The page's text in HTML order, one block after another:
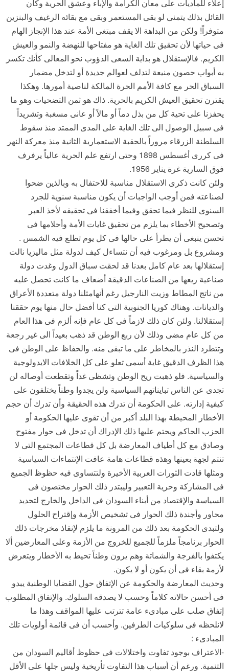
إعلاء للماديات على معان الكرامة والإباء وعشق الحرية وكأن
القائل بذلك يتمنى لو بقى المستعمر وبقى مع بقائه الرغيف والبنزين
متوفراً! ولكن من البداهة الا يقف مبتغى الأمة عند هذا الإنجاز الهام
فى حياتها لأن تحقيق تلك الغاية هو مفتاحها للنهضة والنمو والعيش
الكريم. فالإستقلال هو بداية السعى الدؤوب نحو المعالى كأنك تكسر
به أبواب حصون منيعة لتدلف لعوالم جديدة أو لتدخل مضمار
السباق الحر مع كافة الأمم الحرة المالكة لناصية أمورها. وهكذا
يقترن تحقيق العيش الكريم بالحرية. ذاك هو ثمن التضحيات وهو ما
يحفزنا على تحية كل من بذل دماً أو مالاً أو عانى مسغبة وتشريداً
فى سبيل الوصول الى تلك الغاية على المدى الممتد منذ سقوط
السلطنة الزرقاء مروراً بالحقبة الاستعمارية الثانية منذ معركة النهر
فى كررى أغسطس 1898 وحتى ارتفع علم الحرية عالياً يرفرف
فوق السارية غرة يناير 1956.
ولئن كانت ذكرى الاستقلال مناسبة للاحتفال به وبالذين ضحوا
لصناعته فمن أوجب الواجبات أن يكون مناسبة سنوية للجرد
السنوى للنظر فيما تحقق وفيما أخفقنا فى تحقيقه لأخذ العبر
وتصحيح الأخطاء بما يلزم من تحقيق غايات الأمة وأحلامها فى
تحسن ينبغى أن يطرأ على حالها فى كل يوم تطلع فيه الشمس .
ومشروع بل ومرغوب فيه أن نتساءل كيف لدولة مثل ماليزيا نالت
إستقلالها بعد عام كامل بعدنا قد لحقت سباق الدول وغدت دولة
صناعية ريعها من الصناعات الدقيقة أضعاف ما كانت تحصل عليه
من ناتج المطاط وزيت النارجيل رغم أنهامثلنا دولة متعددة الأعراق
والديانات. وهناك كوريا الجنوبية التى كنا أفضل حال منها يوم حققنا
إستقلالنا. ولئن كان ذلك لازماً فى كل عام فإنه ألزم فى هذا العام
من كل عام مضى وذلك لأن ربع الوطن قد ذهب بعيداً الى غير رجعة
وتتطرد النذر بالمخاطر على ما تبقى منه. والحفاظ على الوطن فى
هذا الظرف الدقيق غاية أسمى تعلو على كل الخلافات الايدولوجية
والسياسية. فلو ذهبت ريح الوطن وتشظى غداً وتقطعت أوصاله لن
تجدى عن الناس تبايناتهم السياسية ولن يجدوا وطناً يختلفون على
كيفية إدارته. على الحكومة أن تدرك هذه الحقيقة وأن تدرك أن حجم
الأخطار المحيطة بهذا البلد أكبر من أن تقوى عليها الحكومة أو
الحزب الحاكم ويحتم عليها ذلك الإدراك أن تدخل فى حوار مفتوح
وصادق مع كل أطياف المعارضة بل كل قطاعات المجتمع التى لا
تنتم لجهة بعينها وهذه قطاعات هامة عافت الإنتماءات السياسية
ومثلها قادت الثورات العربية الأخيرة ولتتساوى فيه حظوظ الجميع
فى المشاركة وحرية التعبير وليبتدر ذلك الحوار مختصون فى
السياسة والإقتصاد من أبناء السودان فى الداخل والخارج لتحديد
محاور وأجندة ذلك الحوار فى تشخيص الأزمة وإقتراح الحلول
ولتبدى الحكومة بعد ذلك من المرونة ما يلزم لإنفاذ مخرجات ذلك
الحوار برنامجاً ملزماً للجميع للخروج من الأزمة وعلى المعارضين ألا
يكتفوا بالفرجة والشماتة وهم يرون وطناً تحيط به الأخطار ويتعرض
لأزمة بقاء فى أن يكون أو لا يكون.
وحديث المعارضة والحكومة عن الإتفاق حول القضايا الوطنية يبدو
فى أحسن حالاته كلاماً وحسب لا يصدقه السلوك. والإتفاق المطلوب
إتفاق صلب على مبادىء عامة تترتب عليها المواقف وهذا ما
لانلحظه فى سلوكيات الطرفين. وأحسب أن فى قائمة أولويات تلك
المبادىء :
-الاعتراف بوجود تفاوت واختلالات فى حظوظ أقاليم السودان من
التنمية. ورغم أن أسباب هذا التفاوت تأريخية وليس جلها على الأقل